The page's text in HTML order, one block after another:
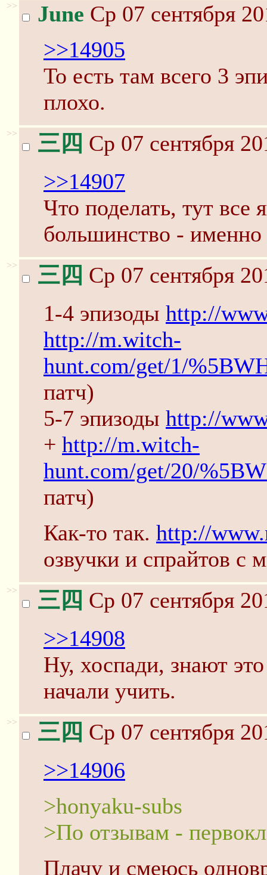
>> June Ср 07 сентября
>>14905
То есть там всего 3
плохо.
>> 三四 Ср 07 сентября
>>14907
Что поделать, тут все
большинство - именно
>> 三四 Ср 07 сентября
1-4 эпизоды http://
http://m.witch-
hunt.com/get/1/
патч)
5-7 эпизоды http://
+ http://m.witch-
hunt.com/get/20/
патч)
Как-то так. http://
озвучки и спрайтов с
>> 三四 Ср 07 сентября
>>14908
Ну, хоспади, знают
начали учить.
>> 三四 Ср 07 сентября
>>14906
>honyaku-subs
>По отзывам -
Плачу и смеюсь